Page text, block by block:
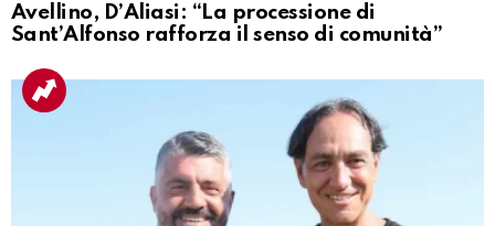
Avellino, D’Aliasi: “La processione di
Sant’Alfonso rafforza il senso di comunità”